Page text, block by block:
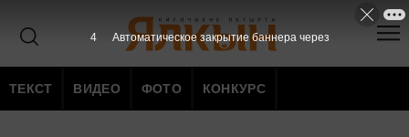
ТЕКСТ ВИДЕО ФОТО КОНКУРС
1 Автоматическое закрытие баннера через